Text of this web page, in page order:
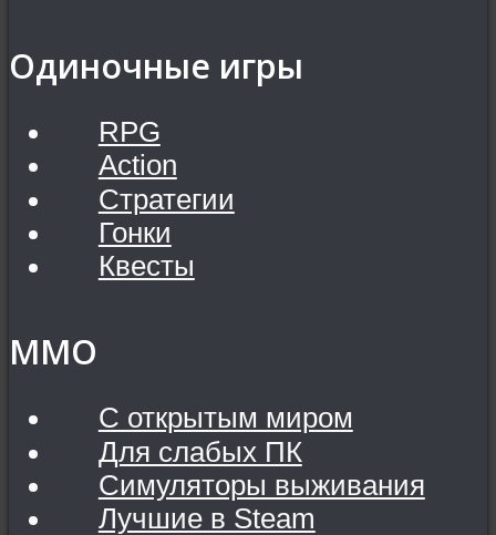
Одиночные игры
RPG
Action
Стратегии
Гонки
Квесты
MMO
С открытым миром
Для слабых ПК
Симуляторы выживания
Лучшие в Steam